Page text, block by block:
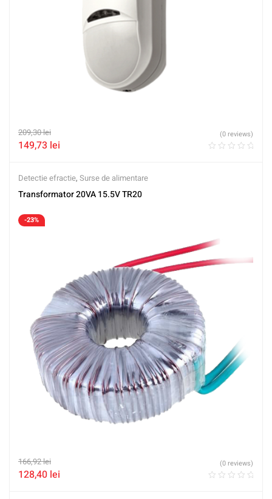
209,30lei
149,73 lei
(0 reviews)
Detectie efractie, Surse de alimentare
Transformator 20VA 15.5V TR20
-23%
166,92lei
128,40 lei
(0 reviews)